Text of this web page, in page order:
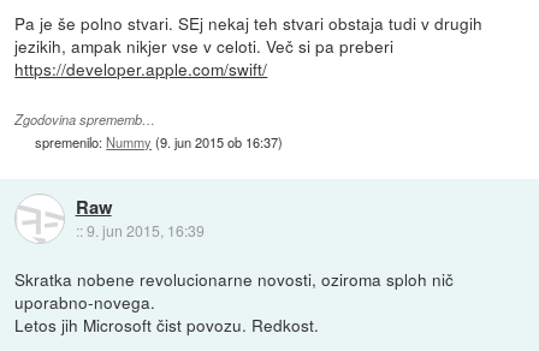
Pa je še polno stvari. SEj nekaj teh stvari obstaja tudi v drugih
jezikih, ampak nikjer vse v celoti. Več si pa preberi
https://developer.apple.com/swift/
Zgodovina sprememb…
spremenilo:Nummy (9. jun 2015 ob 16:37)
Raw
::9. jun 2015, 16:39
Skratka nobene revolucionarne novosti, oziroma sploh nič
uporabno-novega.
Letos jih Microsoft čist povozu. Redkost.